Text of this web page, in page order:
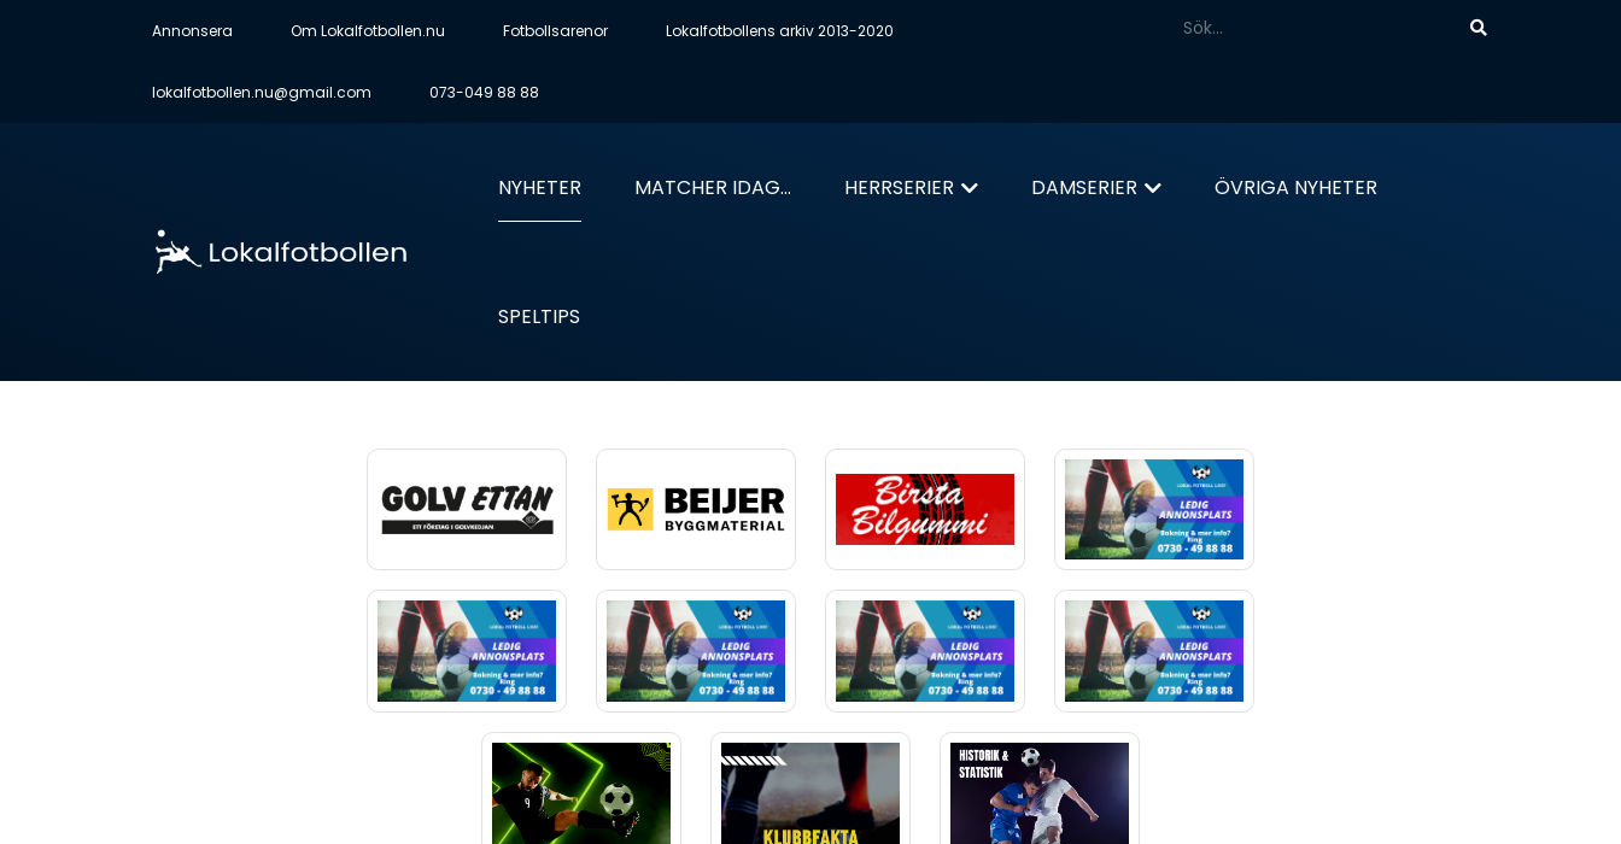
Annonsera Om Lokalfotbollen.nu Fotbollsarenor Lokalfotbollens arkiv 2013-2020
lokalfotbollen.nu@gmail.com 073-049 88 88
NYHETER MATCHER IDAG... HERRSERIER DAMSERIER ÖVRIGA NYHETER
SPELTIPS